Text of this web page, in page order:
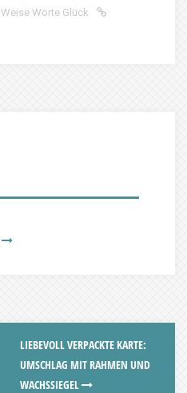
Weise Worte Glück
LIEBEVOLL VERPACKTE KARTE:
UMSCHLAG MIT RAHMEN UND
WACHSSIEGEL